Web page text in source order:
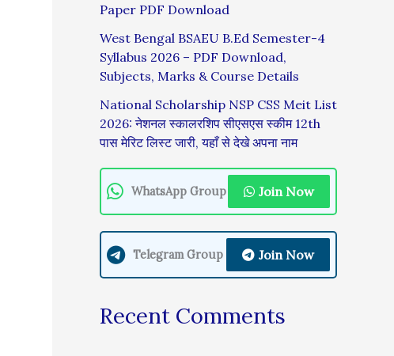
Paper PDF Download
West Bengal BSAEU B.Ed Semester-4
Syllabus 2026 – PDF Download,
Subjects, Marks & Course Details
National Scholarship NSP CSS Meit List
2026: नेशनल स्कालरशिप सीएसएस स्कीम 12th
पास मेरिट लिस्ट जारी, यहाँ से देखे अपना नाम
WhatsApp Group Join Now
Telegram Group Join Now
Recent Comments